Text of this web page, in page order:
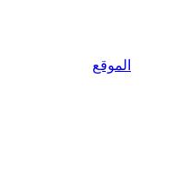
الموقع